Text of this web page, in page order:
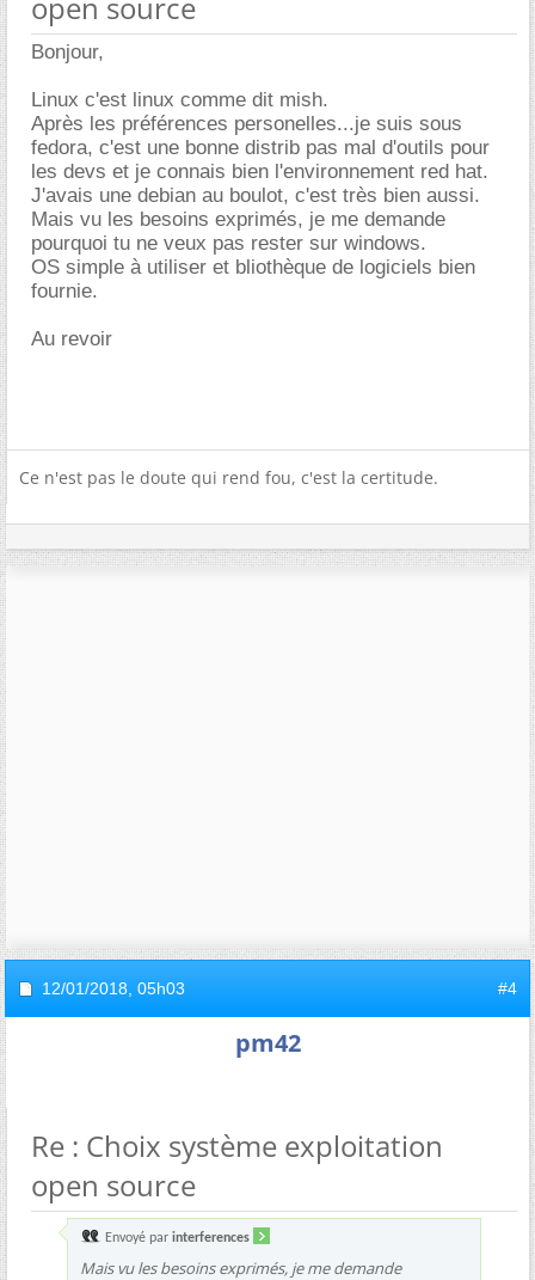
Bonjour,
Linux c'est linux comme dit mish.
Après les préférences personelles...je suis sous
fedora, c'est une bonne distrib pas mal d'outils pour
les devs et je connais bien l'environnement red hat.
J'avais une debian au boulot, c'est très bien aussi.
Mais vu les besoins exprimés, je me demande
pourquoi tu ne veux pas rester sur windows.
OS simple à utiliser et bliothèque de logiciels bien
fournie.
Au revoir
Ce n'est pas le doute qui rend fou, c'est la certitude.
12/01/2018, 05h03 #4
pm42
Re : Choix système exploitation
open source
Envoyé par interferences
Mais vu les besoins exprimés, je me demande